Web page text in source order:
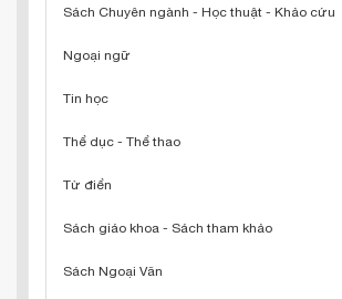
Sách Chuyên ngành - Học thuật - Khảo cứu
Ngoại ngữ
Tin học
Thể dục - Thể thao
Từ điển
Sách giáo khoa - Sách tham khảo
Sách Ngoại Văn